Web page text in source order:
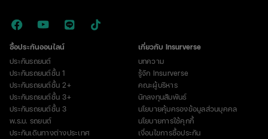
ซื้อประกันออนไลน์
ประกันรถยนต์
ประกันรถยนต์ชั้น 1
ประกันรถยนต์ชั้น 2+
ประกันรถยนต์ชั้น 3+
ประกันรถยนต์ชั้น 3
พ.ร.บ. รถยนต์
ประกันเดินทางต่างประเทศ
เกี่ยวกับ Insurverse
บทความ
รู้จัก Insurverse
คณะผู้บริหาร
นักลงทุนสัมพันธ์
นโยบายคุ้มครองข้อมูลส่วนบุคคล
นโยบายการใช้คุกกี้
เงื่อนไขการซื้อประกัน